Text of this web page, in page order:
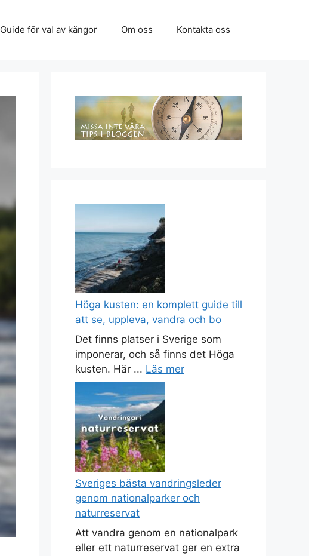
Guide för val av kängor Om oss Kontakta oss
Höga kusten: en komplett guide till
att se, uppleva, vandra och bo
Det finns platser i Sverige som
imponerar, och så finns det Höga
kusten. Här ... Läs mer
Sveriges bästa vandringsleder
genom nationalparker och
naturreservat
Att vandra genom en nationalpark
eller ett naturreservat ger en extra